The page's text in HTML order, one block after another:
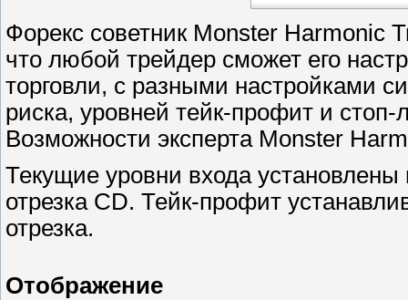
Форекс советник Monster Harmonic
что любой трейдер сможет его
торговли, с разными настройками
риска, уровней тейк-профит и
Возможности эксперта Monster
Текущие уровни входа
отрезка CD. Тейк-профит
отрезка.
Отображение